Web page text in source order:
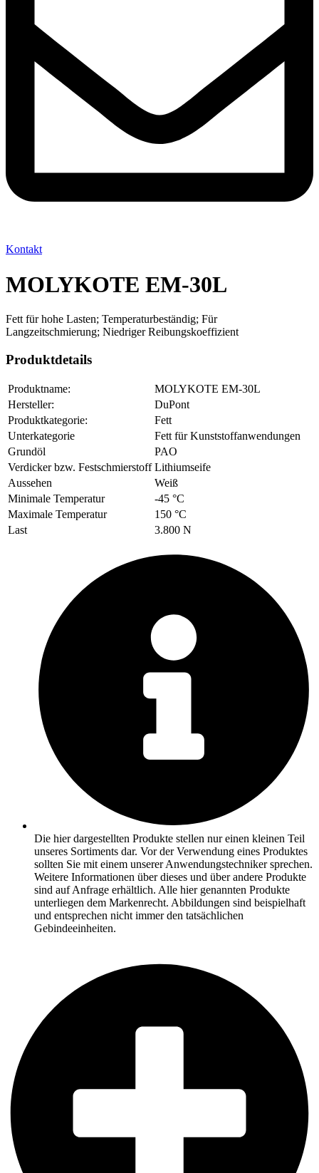
Kontakt
MOLYKOTE EM-30L
Fett für hohe Lasten; Temperaturbeständig; Für
Langzeitschmierung; Niedriger Reibungskoeffizient
Produktdetails
Produktname:
MOLYKOTE EM-30L
Hersteller:
DuPont
Produktkategorie:
Fett
Unterkategorie
Fett für Kunststoffanwendungen
Grundöl
PAO
Verdicker bzw. Festschmierstoff Lithiumseife
Aussehen
Weiß
Minimale Temperatur
-45 °C
Maximale Temperatur
150 °C
Last
3.800 N
Die hier dargestellten Produkte stellen nur einen kleinen Teil
unseres Sortiments dar. Vor der Verwendung eines Produktes
sollten Sie mit einem unserer Anwendungstechniker sprechen.
Weitere Informationen über dieses und über andere Produkte
sind auf Anfrage erhältlich. Alle hier genannten Produkte
unterliegen dem Markenrecht. Abbildungen sind beispielhaft
und entsprechen nicht immer den tatsächlichen
Gebindeeinheiten.